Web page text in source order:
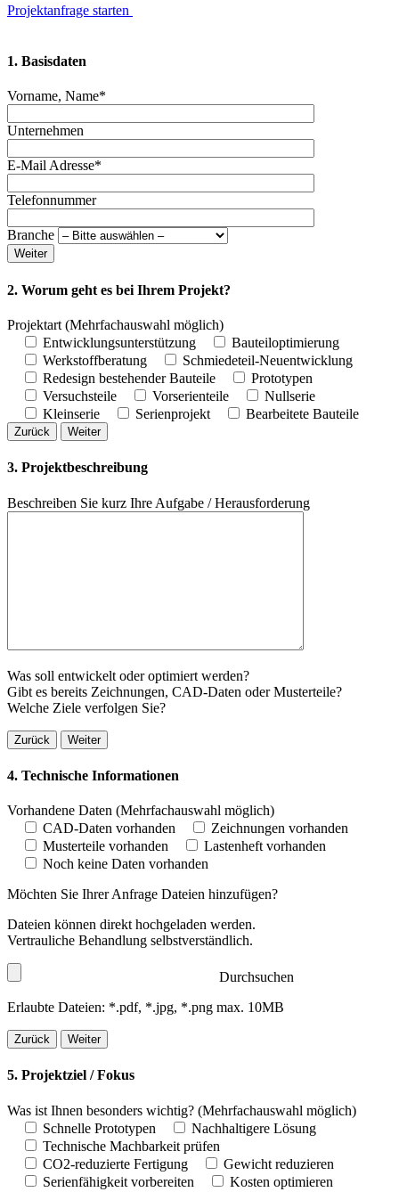
Projektanfrage starten
1. Basisdaten
Vorname, Name*
Unternehmen
E-Mail Adresse*
Telefonnummer
Branche
Weiter
2. Worum geht es bei Ihrem Projekt?
Projektart (Mehrfachauswahl möglich)
Entwicklungsunterstützung
Bauteiloptimierung
Werkstoffberatung
Schmiedeteil-Neuentwicklung
Redesign bestehender Bauteile
Prototypen
Versuchsteile
Vorserienteile
Nullserie
Kleinserie
Serienprojekt Bearbeitete Bauteile
Zurück Weiter
3. Projektbeschreibung
Beschreiben Sie kurz Ihre Aufgabe / Herausforderung
Was soll entwickelt oder optimiert werden?
Gibt es bereits Zeichnungen, CAD-Daten oder Musterteile?
Welche Ziele verfolgen Sie?
Zurück Weiter
4. Technische Informationen
Vorhandene Daten (Mehrfachauswahl möglich)
CAD-Daten vorhanden
Zeichnungen vorhanden
Musterteile vorhanden
Lastenheft vorhanden
Noch keine Daten vorhanden
Möchten Sie Ihrer Anfrage Dateien hinzufügen?
Dateien können direkt hochgeladen werden.
Vertrauliche Behandlung selbstverständlich.
Durchsuchen
Erlaubte Dateien: *.pdf, *.jpg, *.png max. 10MB
Zurück Weiter
5. Projektziel / Fokus
Was ist Ihnen besonders wichtig? (Mehrfachauswahl möglich)
Schnelle Prototypen
Nachhaltigere Lösung
Technische Machbarkeit prüfen
CO2-reduzierte Fertigung
Gewicht reduzieren
Serienfähigkeit vorbereiten
Kosten optimieren